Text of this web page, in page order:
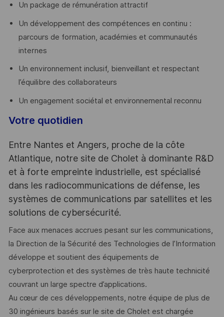
Un package de rémunération attractif
Un développement des compétences en continu :
parcours de formation, académies et communautés
internes
Un environnement inclusif, bienveillant et respectant
l’équilibre des collaborateurs
Un engagement sociétal et environnemental reconnu
Votre quotidien
Entre Nantes et Angers, proche de la côte
Atlantique, notre site de Cholet à dominante R&D
et à forte empreinte industrielle, est spécialisé
dans les radiocommunications de défense, les
systèmes de communications par satellites et les
solutions de cybersécurité.
Face aux menaces accrues pesant sur les communications,
la Direction de la Sécurité des Technologies de l’Information
développe et soutient des équipements de
cyberprotection et des systèmes de très haute technicité
couvrant un large spectre d’applications.
Au cœur de ces développements, notre équipe de plus de
30 ingénieurs basés sur le site de Cholet est chargée